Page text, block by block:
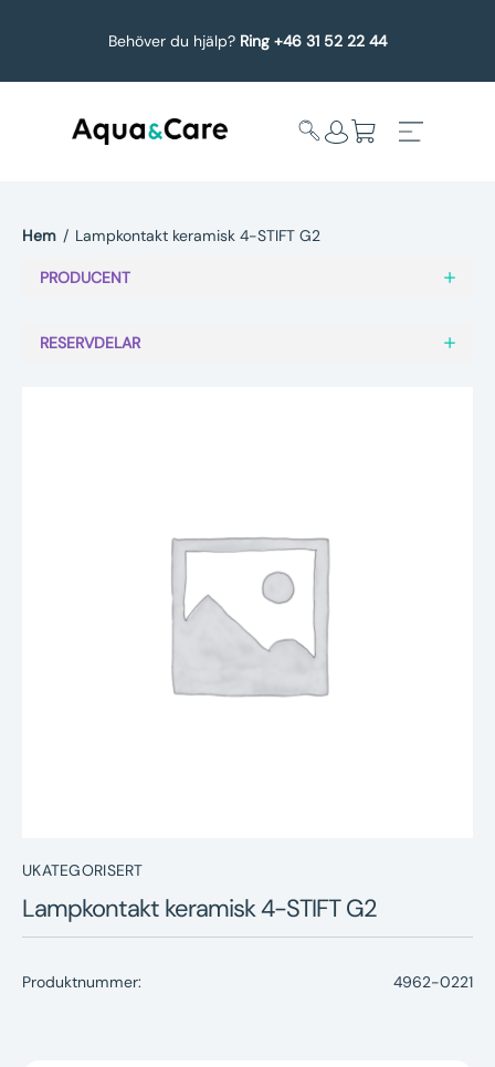
Behöver du hjälp? Ring +46 31 52 22 44
undermeny
Underhållstips
Kontakt
Hem / Lampkontakt keramisk 4-STIFT G2
PRODUCENT
RESERVDELAR
UKATEGORISERT
Lampkontakt keramisk 4-STIFT G2
Produktnummer: 4962-0221